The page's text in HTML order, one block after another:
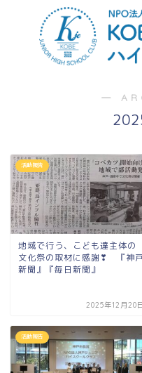
―
活動報告
地域で行う、こども達主体の
文化祭の取材に感謝❣ 『神戸
新聞』『毎日新聞』
2025年12月20日
活動報告